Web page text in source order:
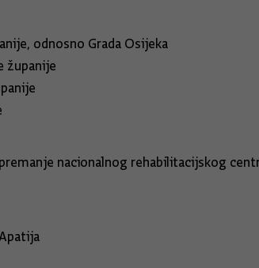
odnosno Grada Osijeka
županije
nacionalnog rehabilitacijskog